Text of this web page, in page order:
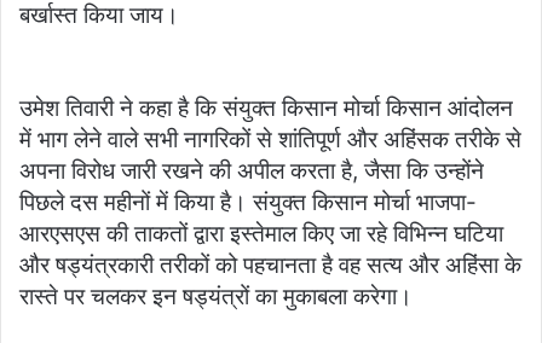
बर्खास्त किया जाय।
उमेश तिवारी ने कहा है कि संयुक्त किसान मोर्चा किसान आंदोलन
में भाग लेने वाले सभी नागरिकों से शांतिपूर्ण और अहिंसक तरीके से
अपना विरोध जारी रखने की अपील करता है, जैसा कि उन्होंने
पिछले दस महीनों में किया है। संयुक्त किसान मोर्चा भाजपा-
आरएसएस की ताकतों द्वारा इस्तेमाल किए जा रहे विभिन्न घटिया
और षड्यंत्रकारी तरीकों को पहचानता है वह सत्य और अहिंसा के
रास्ते पर चलकर इन षड्यंत्रों का मुकाबला करेगा।